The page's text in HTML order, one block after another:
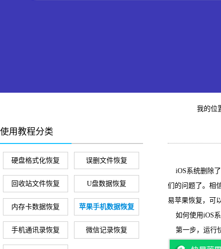
我的位
使用教程分类
硬盘格式化恢复 误删文件恢复
回收站文件恢复 U盘数据恢复
内存卡数据恢复 苹果手机数据恢复
手机通讯录恢复 微信记录恢复
iOS系统删除了
们的问题了。相
易苹果恢复，可
如何使用iOS系
第一步，运行